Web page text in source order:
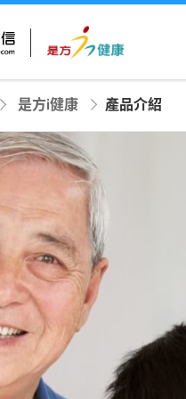
是方i健康 產品介紹